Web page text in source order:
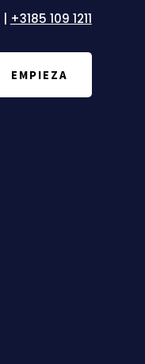
+3185 109 1211
EMPIEZA